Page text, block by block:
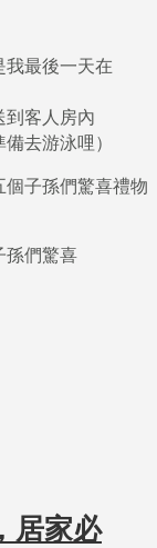
最後一天在
客人房內
去游泳哩）
子孫們驚喜禮物
孫們驚喜
居家必